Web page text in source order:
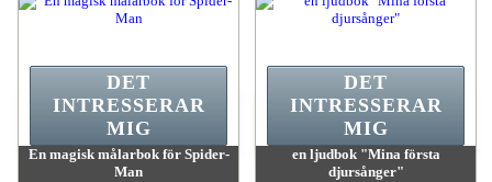
En magisk målarbok för Spider-
Man
DET
INTRESSERAR
MIG
en ljudbok "Mina första
djursånger"
DET
INTRESSERAR
MIG